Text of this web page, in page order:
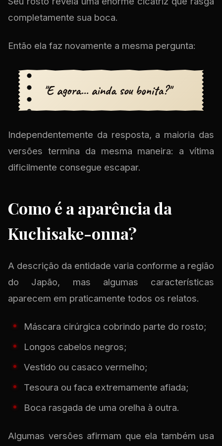
completamente sua boca.
Então ela faz novamente a mesma pergunta:
"E agora... ainda sou bonita?"
Independentemente da resposta, a maioria das
versões termina da mesma maneira: a vítima
dificilmente consegue escapar.
Como é a aparência da
Kuchisake-onna?
A descrição da entidade varia conforme a região
do Japão, mas algumas características
aparecem em praticamente todos os relatos.
Máscara cirúrgica cobrindo parte do rosto;
Longos cabelos negros;
Vestido ou casaco vermelho;
Tesoura ou faca extremamente afiada;
Boca rasgada de uma orelha à outra.
Algumas versões afirmam que ela também usa